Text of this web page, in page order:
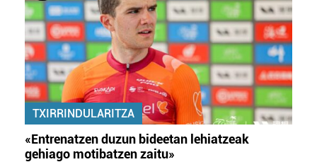
TXIRRINDULARITZA
«Entrenatzen duzun bideetan lehiatzeak
gehiago motibatzen zaitu»